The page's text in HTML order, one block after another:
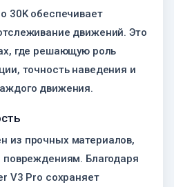
30K обеспечивает
движений. Это
где решающую роль
точность наведения и
движения.
из прочных материалов,
повреждениям. Благодаря
V3 Pro сохраняет